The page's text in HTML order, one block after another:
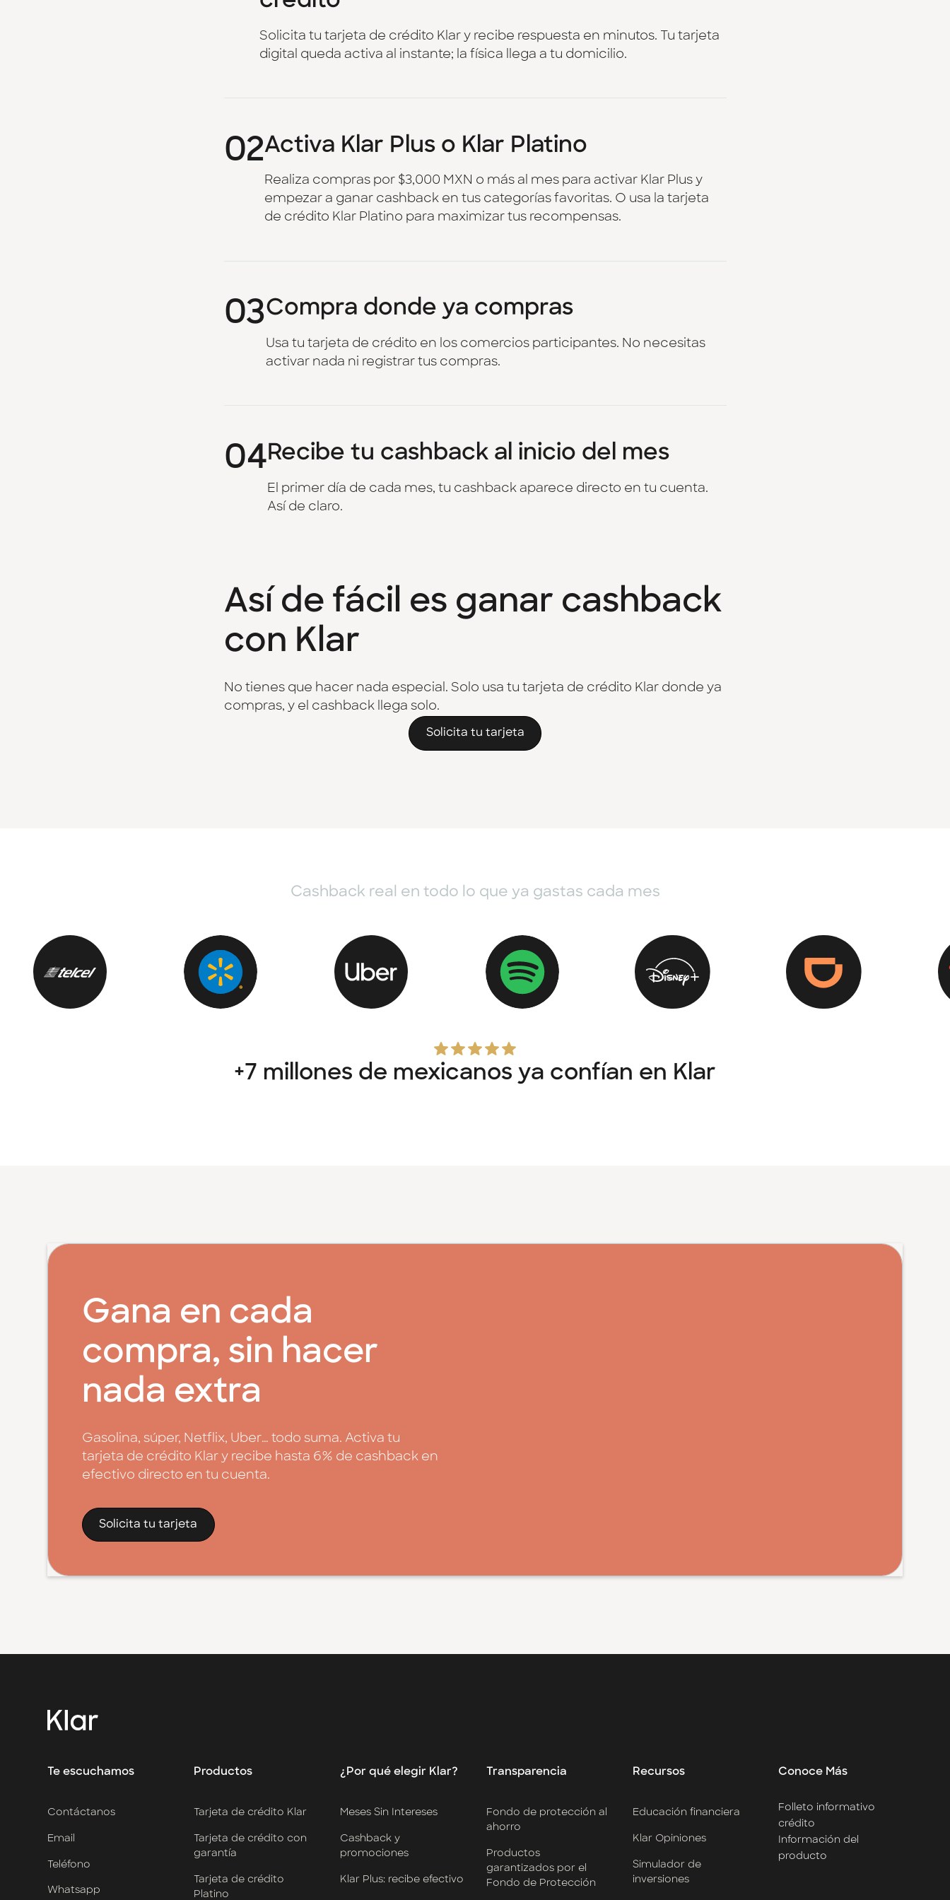
Solicita tu tarjeta de crédito Klar y recibe respuesta en minutos. Tu tarjeta
digital queda activa al instante; la física llega a tu domicilio.
02Activa Klar Plus o Klar Platino
Realiza compras por $3,000 MXN o más al mes para activar Klar Plus y
empezar a ganar cashback en tus categorías favoritas. O usa la tarjeta
de crédito Klar Platino para maximizar tus recompensas.
03Compra donde ya compras
Usa tu tarjeta de crédito en los comercios participantes. No necesitas
activar nada ni registrar tus compras.
04Recibe tu cashback al inicio del mes
El primer día de cada mes, tu cashback aparece directo en tu cuenta.
Así de claro.
Así de fácil es ganar cashback
con Klar
No tienes que hacer nada especial. Solo usa tu tarjeta de crédito Klar donde ya
compras, y el cashback llega solo.
Solicita tu tarjeta
Cashback real en todo lo que ya gastas cada mes
+7 millones de mexicanos ya confían en Klar
Gana en cada
compra, sin hacer
nada extra
Gasolina, súper, Netflix, Uber… todo suma. Activa tu
tarjeta de crédito Klar y recibe hasta 6% de cashback en
efectivo directo en tu cuenta.
Solicita tu tarjeta
Contacto Klar
Contacto Klar Empresarial
Te escuchamos
Contáctanos
Email
Teléfono
Whatsapp
Productos
Tarjeta de crédito Klar
Tarjeta de crédito con
garantía
Tarjeta de crédito
Platino
¿Por qué elegir Klar?
Meses Sin Intereses
Cashback y
promociones
Klar Plus: recibe efectivo
Transparencia
Fondo de protección al
ahorro
Productos
garantizados por el
Fondo de Protección
Recursos
Educación financiera
Klar Opiniones
Simulador de
inversiones
Conoce Más
Folleto informativo
crédito
Información del
producto